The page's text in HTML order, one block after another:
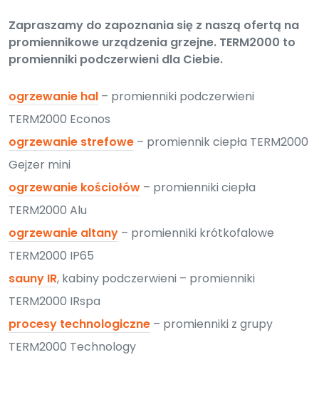
Zapraszamy do zapoznania się z naszą ofertą na
promiennikowe urządzenia grzejne. TERM2000 to
promienniki podczerwieni dla Ciebie.
ogrzewanie hal – promienniki podczerwieni
TERM2000 Econos
ogrzewanie strefowe – promiennik ciepła TERM2000
Gejzer mini
ogrzewanie kościołów – promienniki ciepła
TERM2000 Alu
ogrzewanie altany – promienniki krótkofalowe
TERM2000 IP65
sauny IR, kabiny podczerwieni – promienniki
TERM2000 IRspa
procesy technologiczne – promienniki z grupy
TERM2000 Technology